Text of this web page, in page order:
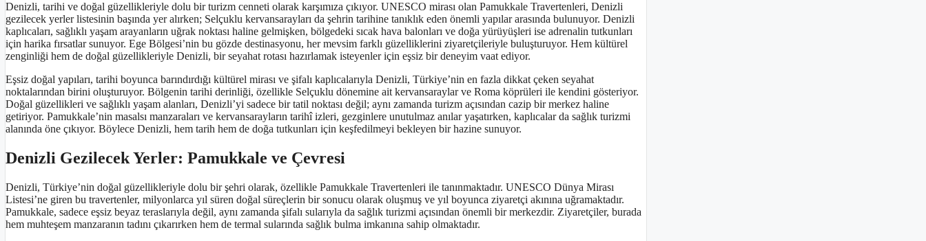
Denizli, tarihi ve doğal güzellikleriyle dolu bir turizm cenneti olarak karşımıza çıkıyor. UNESCO mirası olan Pamukkale Travertenleri, Denizli
gezilecek yerler listesinin başında yer alırken; Selçuklu kervansarayları da şehrin tarihine tanıklık eden önemli yapılar arasında bulunuyor. Denizli
kaplıcaları, sağlıklı yaşam arayanların uğrak noktası haline gelmişken, bölgedeki sıcak hava balonları ve doğa yürüyüşleri ise adrenalin tutkunları
için harika fırsatlar sunuyor. Ege Bölgesi’nin bu gözde destinasyonu, her mevsim farklı güzelliklerini ziyaretçileriyle buluşturuyor. Hem kültürel
zenginliği hem de doğal güzellikleriyle Denizli, bir seyahat rotası hazırlamak isteyenler için eşsiz bir deneyim vaat ediyor.
Eşsiz doğal yapıları, tarihi boyunca barındırdığı kültürel mirası ve şifalı kaplıcalarıyla Denizli, Türkiye’nin en fazla dikkat çeken seyahat
noktalarından birini oluşturuyor. Bölgenin tarihi derinliği, özellikle Selçuklu dönemine ait kervansaraylar ve Roma köprüleri ile kendini gösteriyor.
Doğal güzellikleri ve sağlıklı yaşam alanları, Denizli’yi sadece bir tatil noktası değil; aynı zamanda turizm açısından cazip bir merkez haline
getiriyor. Pamukkale’nin masalsı manzaraları ve kervansarayların tarihî izleri, gezginlere unutulmaz anılar yaşatırken, kaplıcalar da sağlık turizmi
alanında öne çıkıyor. Böylece Denizli, hem tarih hem de doğa tutkunları için keşfedilmeyi bekleyen bir hazine sunuyor.
Denizli Gezilecek Yerler: Pamukkale ve Çevresi
Denizli, Türkiye’nin doğal güzellikleriyle dolu bir şehri olarak, özellikle Pamukkale Travertenleri ile tanınmaktadır. UNESCO Dünya Mirası
Listesi’ne giren bu travertenler, milyonlarca yıl süren doğal süreçlerin bir sonucu olarak oluşmuş ve yıl boyunca ziyaretçi akınına uğramaktadır.
Pamukkale, sadece eşsiz beyaz teraslarıyla değil, aynı zamanda şifalı sularıyla da sağlık turizmi açısından önemli bir merkezdir. Ziyaretçiler, burada
hem muhteşem manzaranın tadını çıkarırken hem de termal sularında sağlık bulma imkanına sahip olmaktadır.